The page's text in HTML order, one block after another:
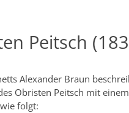
Peitsch
Alexander Braun
Obristen Peitsch mit
folgt: